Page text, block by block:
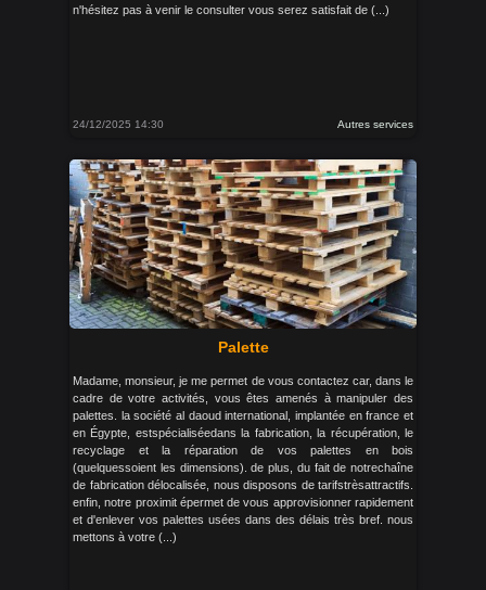
n'hésitez pas à venir le consulter vous serez satisfait de (...)
24/12/2025 14:30 Autres services
Palette
Madame, monsieur, je me permet de vous contactez car, dans le
cadre de votre activités, vous êtes amenés à manipuler des
palettes. la société al daoud international, implantée en france et
en Égypte, estspécialiséedans la fabrication, la récupération, le
recyclage et la réparation de vos palettes en bois
(quelquessoient les dimensions). de plus, du fait de notrechaîne
de fabrication délocalisée, nous disposons de tarifstrèsattractifs.
enfin, notre proximit épermet de vous approvisionner rapidement
et d'enlever vos palettes usées dans des délais très bref. nous
mettons à votre (...)